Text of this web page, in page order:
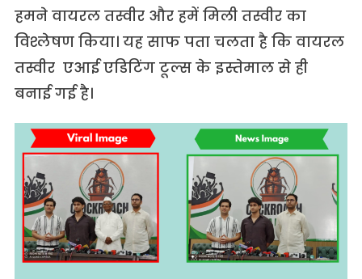
हमने वायरल तस्वीर और हमें मिली तस्वीर का
विश्लेषण किया। यह साफ पता चलता है कि वायरल
तस्वीर एआई एडिटिंग टूल्स के इस्तेमाल से ही
बनाई गई है।